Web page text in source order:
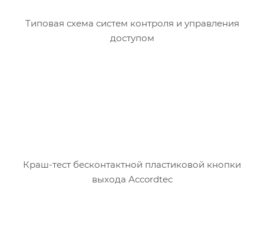
Типовая схема систем контроля и управления
доступом
Краш-тест бесконтактной пластиковой кнопки
выхода Accordtec